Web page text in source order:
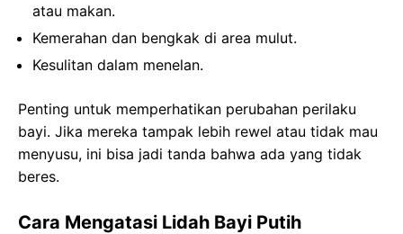
atau makan.
Kemerahan dan bengkak di area mulut.
Kesulitan dalam menelan.
Penting untuk memperhatikan perubahan perilaku
bayi. Jika mereka tampak lebih rewel atau tidak mau
menyusu, ini bisa jadi tanda bahwa ada yang tidak
beres.
Cara Mengatasi Lidah Bayi Putih